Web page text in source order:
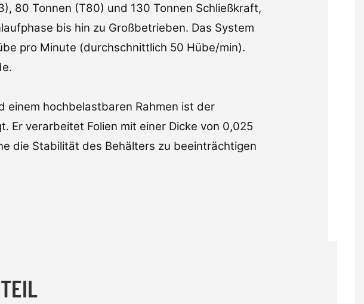
80 Tonnen (T80) und 130 Tonnen Schließkraft,
bis hin zu Großbetrieben. Das System
pro Minute (durchschnittlich 50 Hübe/min).
einem hochbelastbaren Rahmen ist der
Er verarbeitet Folien mit einer Dicke von 0,025
die Stabilität des Behälters zu beeinträchtigen